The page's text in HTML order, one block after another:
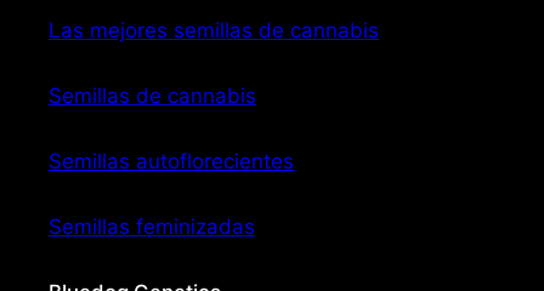
Las mejores semillas de cannabis
Semillas de cannabis
Semillas autoflorecientes
Semillas feminizadas